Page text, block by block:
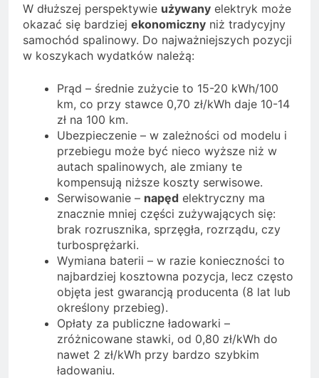
W dłuższej perspektywie używany elektryk może
okazać się bardziej ekonomiczny niż tradycyjny
samochód spalinowy. Do najważniejszych pozycji
w koszykach wydatków należą:
Prąd – średnie zużycie to 15-20 kWh/100
km, co przy stawce 0,70 zł/kWh daje 10-14
zł na 100 km.
Ubezpieczenie – w zależności od modelu i
przebiegu może być nieco wyższe niż w
autach spalinowych, ale zmiany te
kompensują niższe koszty serwisowe.
Serwisowanie – napęd elektryczny ma
znacznie mniej części zużywających się:
brak rozrusznika, sprzęgła, rozrządu, czy
turbosprężarki.
Wymiana baterii – w razie konieczności to
najbardziej kosztowna pozycja, lecz często
objęta jest gwarancją producenta (8 lat lub
określony przebieg).
Opłaty za publiczne ładowarki –
zróżnicowane stawki, od 0,80 zł/kWh do
nawet 2 zł/kWh przy bardzo szybkim
ładowaniu.